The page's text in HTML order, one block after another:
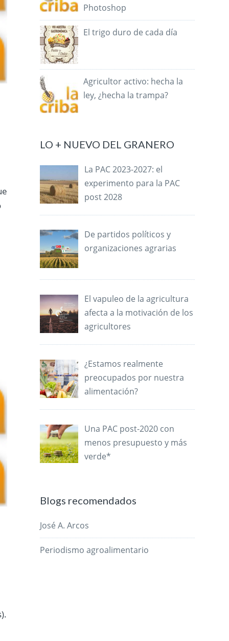
Photoshop
El trigo duro de cada día
Agricultor activo: hecha la
ley, ¿hecha la trampa?
LO + NUEVO DEL GRANERO
La PAC 2023-2027: el
experimento para la PAC
post 2028
De partidos políticos y
organizaciones agrarias
El vapuleo de la agricultura
afecta a la motivación de los
agricultores
¿Estamos realmente
preocupados por nuestra
alimentación?
Una PAC post-2020 con
menos presupuesto y más
verde*
Blogs recomendados
José A. Arcos
Periodismo agroalimentario